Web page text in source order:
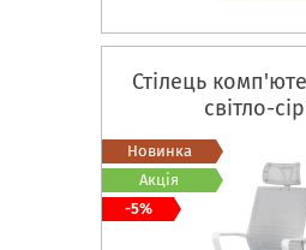
Стілець
світло-
Новинка
Акція
-5%